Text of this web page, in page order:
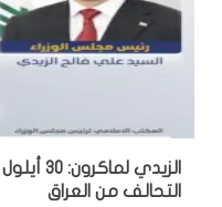
الزيدي
التحالف من العراق